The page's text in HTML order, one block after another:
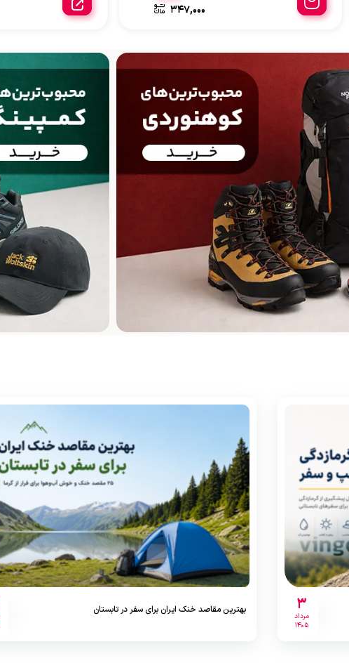
347,000
3
مرداد
1405
بهترین مقاصد خنک ایران برای سفر در تابستان